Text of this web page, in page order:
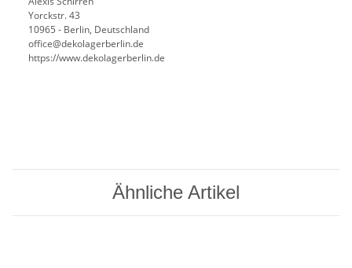
Yorckstr. 43
10965 - Berlin, Deutschland
office@dekolagerberlin.de
https://www.dekolagerberlin.de
Ähnliche Artikel